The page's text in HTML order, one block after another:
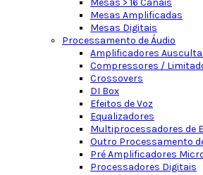
Mesas > 16 Canais
Mesas Amplificadas
Mesas Digitais
Processamento de Áudio
Amplificadores
Compressores /
Crossovers
DI Box
Efeitos de Voz
Equalizadores
Multiprocessadores de
Outro Processamento
Pré Amplificadores
Processadores Digitais